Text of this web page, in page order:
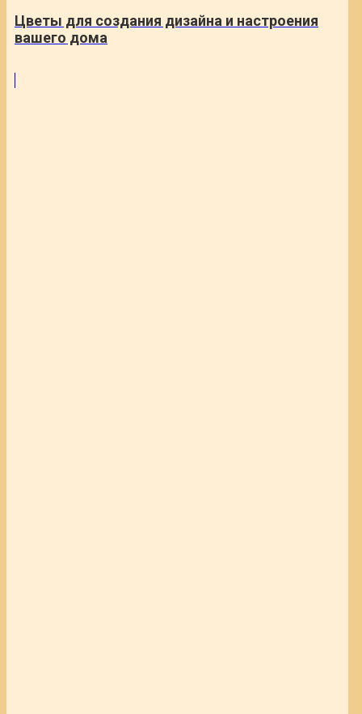
Цветы для создания дизайна и настроения
вашего дома